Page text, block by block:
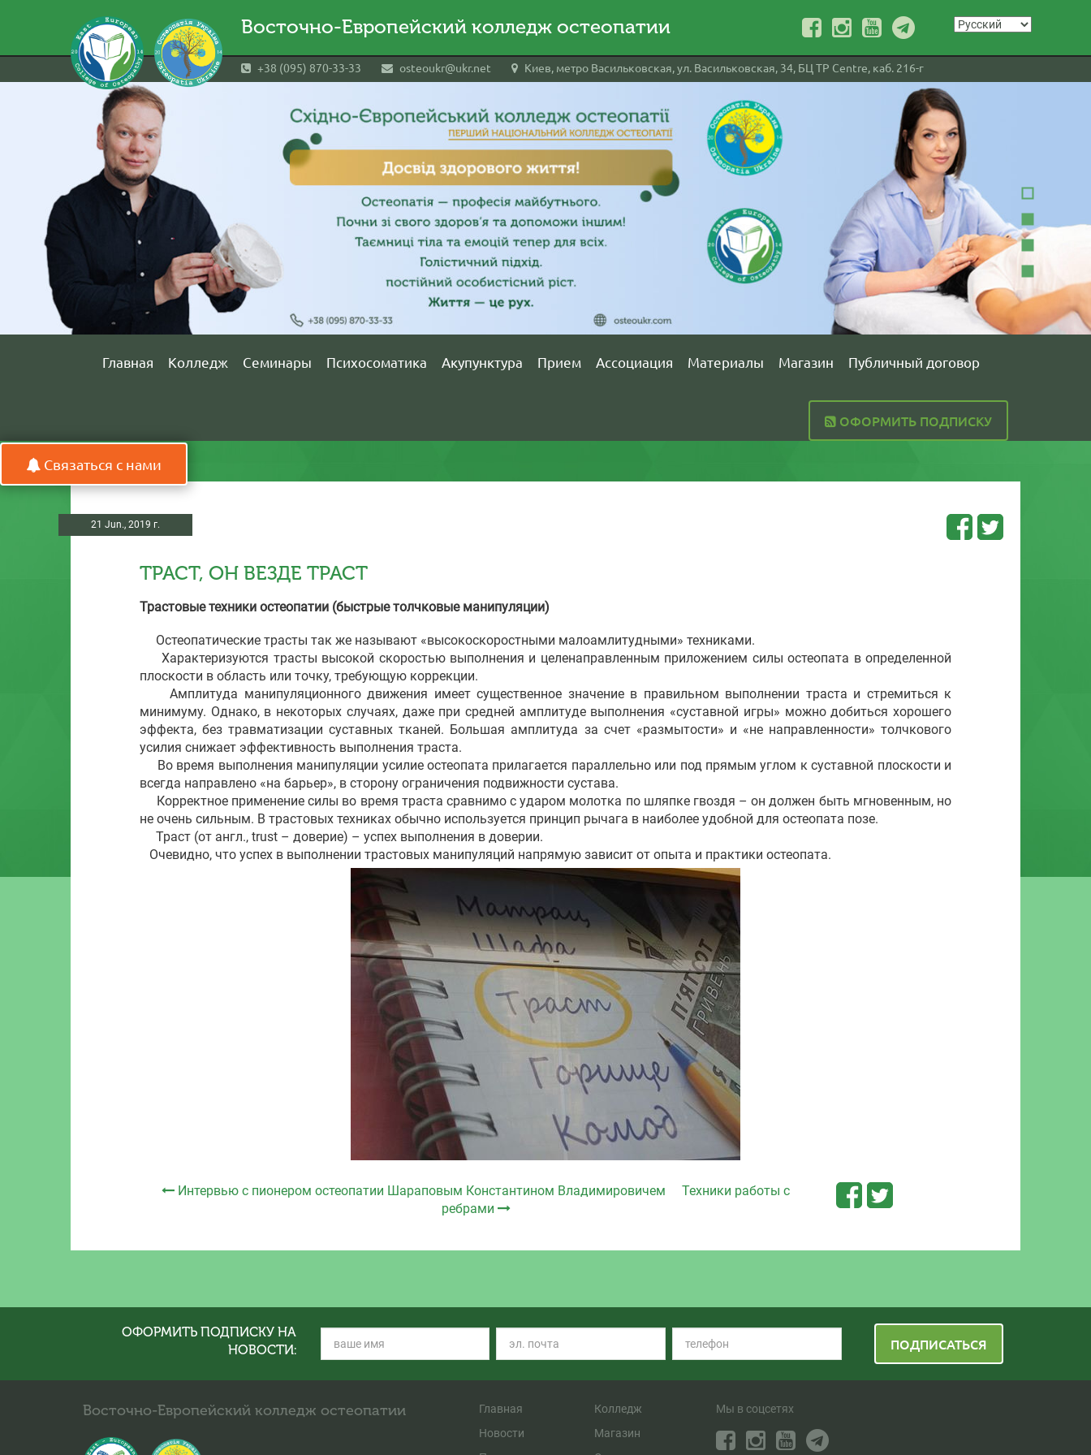
Восточно-Европейский колледж остеопатии
+38 (095) 870-33-33 osteoukr@ukr.net Киев, метро Васильковская, ул. Васильковская, 34, БЦ TP Centre, каб. 216-г
Главная Колледж Семинары Психосоматика Акупунктура Прием Ассоциация Материалы Магазин Публичный договор
ОФОРМИТЬ ПОДПИСКУ
21 Jun., 2019 г.
ТРАСТ, ОН ВЕЗДЕ ТРАСТ
Трастовые техники остеопатии (быстрые толчковые манипуляции)
Остеопатические трасты так же называют «высокоскоростными малоамлитудными» техниками.
Характеризуются трасты высокой скоростью выполнения и целенаправленным приложением силы остеопата в определенной
плоскости в область или точку, требующую коррекции.
Амплитуда манипуляционного движения имеет существенное значение в правильном выполнении траста и стремиться к
минимуму. Однако, в некоторых случаях, даже при средней амплитуде выполнения «суставной игры» можно добиться хорошего
эффекта, без травматизации суставных тканей. Большая ампли­туда за счет «размытости» и «не направленности» толчкового
усилия снижает эффективность выполнения траста.
Во время выполнения манипуляции усилие остеопата прилагается параллельно или под прямым углом к суставной плоскости и
всегда направлено «на барьер», в сторону ограничения подвижности сустава.
Корректное применение силы во время траста сравнимо с ударом молотка по шляпке гвоздя – он должен быть мгновенным, но
не очень силь­ным. В трастовых техниках обычно используется принцип рычага в наибо­лее удобной для остеопата позе.
Траст (от англ., trust – доверие) – успех выполнения в доверии.
Очевидно, что успех в выполнении трастовых манипуляций напрямую зависит от опыта и практики остеопата.
Интервью с пионером остеопатии Шараповым Константином Владимировичем
Техники работы с
ребрами
ОФОРМИТЬ ПОДПИСКУ НА
НОВОСТИ:
ПОДПИСАТЬСЯ
Восточно-Европейский колледж остеопатии
Главная
Новости
Колледж
Магазин
Мы в соцсетях
Связаться с нами